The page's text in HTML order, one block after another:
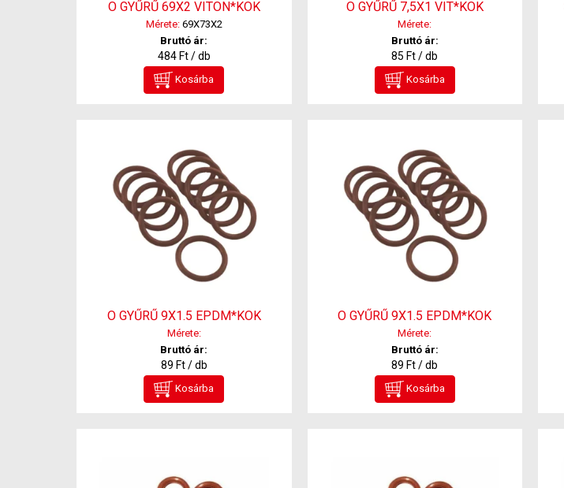
O GYŰRŰ 69X2 VITON*KOK
Mérete:69X73X2
Bruttó ár:
484 Ft / db
Kosárba
O GYŰRŰ 7,5X1 VIT*KOK
Mérete:
Bruttó ár:
85 Ft / db
Kosárba
O GYŰRŰ 9X1.5 EPDM*KOK
Mérete:
Bruttó ár:
89 Ft / db
Kosárba
O GYŰRŰ 9X1.5 EPDM*KOK
Mérete:
Bruttó ár:
89 Ft / db
Kosárba